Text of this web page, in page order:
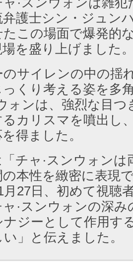
弁護士シン・ジュン
たこの場面で爆発的
を盛り上げました
サイレンの中の揺
くり考える姿を多
ォンは、強烈な目
るカリスマを噴出し
得ました。
チャ·スンウォンは
本性を緻密に表現
月27日、初めて視聴
ャ·スンウォンの深
ナジーとして作用す
」と伝えました。